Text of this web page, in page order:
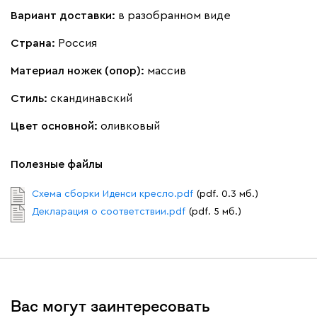
Терра
Альтеа
Дарте
Вариант доставки: в разобранном виде
Страна: Россия
Материал ножек (опор): массив
Стиль: скандинавский
Цвет основной: оливковый
Полезные файлы
Схема сборки Иденси кресло.pdf (pdf. 0.3 мб.)
Декларация о соответствии.pdf (pdf. 5 мб.)
Вас могут заинтересовать